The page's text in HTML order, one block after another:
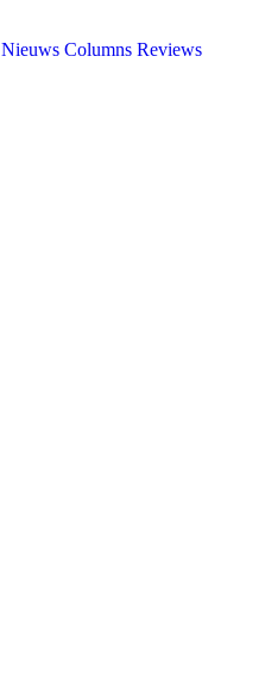
Nieuws Columns Reviews